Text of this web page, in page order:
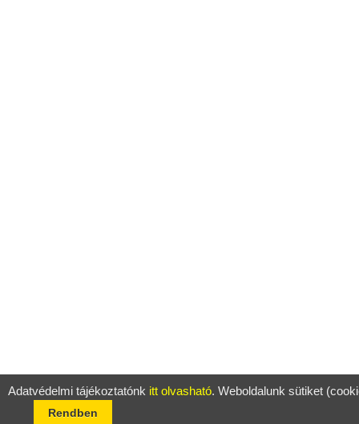
Adatvédelmi tájékoztatónk itt olvasható. Weboldalunk sütiket
Rendben